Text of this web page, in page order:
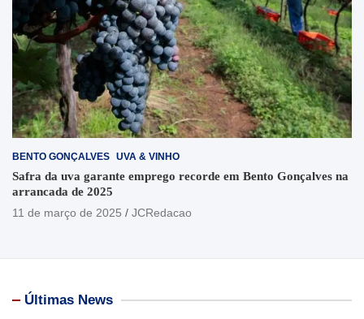
BENTO GONÇALVES UVA & VINHO
Safra da uva garante emprego recorde em Bento Gonçalves na
arrancada de 2025
11 de março de 2025
JCRedacao
Últimas News